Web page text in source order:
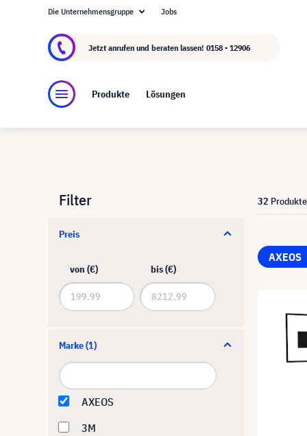
Über visunext.at
Die Unternehmensgruppe Jobs
Jetzt anrufen und beraten lassen! 0158 - 12906
Produkte Lösungen
Filter
Preis
von (€) bis (€)
Marke(1)
AXEOS
3M
32 Produkte
AXEOS